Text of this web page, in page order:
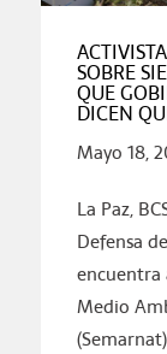
SOBRE
QUE
DICEN
Mayo 18,
La Paz,
Defensa
encuentra
Medio